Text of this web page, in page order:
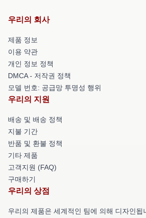
우리의 회사
제품 정보
이용 약관
개인 정보 정책
DMCA - 저작권 정책
모델 번호: 공급망 투명성 행위
우리의 지원
배송 및 배송 정책
지불 기간
반품 및 환불 정책
기타 제품
고객지원 (FAQ)
구매하기
우리의 상점
우리의 제품은 세계적인 팀에 의해 디자인됩